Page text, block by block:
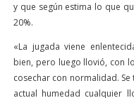
y que según estima lo que
20%.
«La jugada viene
bien, pero luego llovió, con
cosechar con normalidad.
actual humedad cualquier